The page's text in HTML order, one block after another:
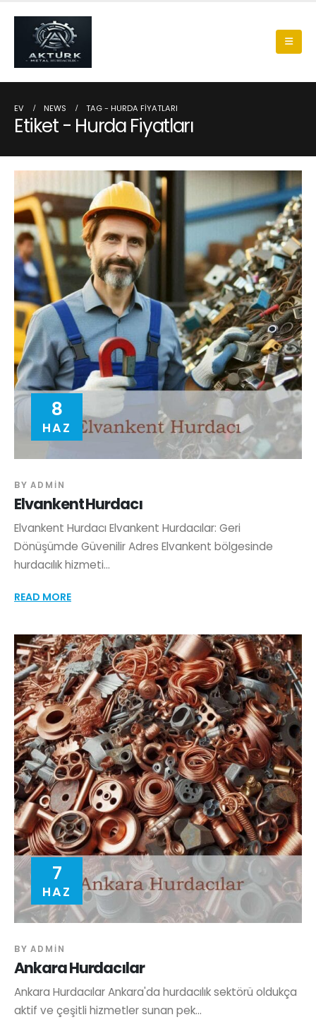
EV NEWS TAG - HURDA FIYATLARI
Etiket - Hurda Fiyatları
8
HAZ
BY ADMIN
Elvankent Hurdacı
Elvankent Hurdacı Elvankent Hurdacılar: Geri
Dönüşümde Güvenilir Adres Elvankent bölgesinde
hurdacılık hizmeti...
READ MORE
7
HAZ
BY ADMIN
Ankara Hurdacılar
Ankara Hurdacılar Ankara'da hurdacılık sektörü oldukça
aktif ve çeşitli hizmetler sunan pek...